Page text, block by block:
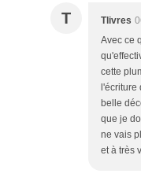
T Tlivres
Avec ce
cette
l'écriture
belle
que je
ne vais
et à très